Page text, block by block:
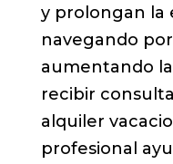
y prolongan la
navegando
aumentando
recibir
alquiler
profesional